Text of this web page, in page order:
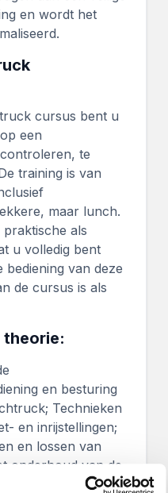
en wordt het
cursus bent u
een
te
training is van
maar lunch.
als
u volledig bent
van deze
de cursus is als
theorie:
en besturing
Technieken
en inrijstellingen;
en lossen van
onderhoud van de